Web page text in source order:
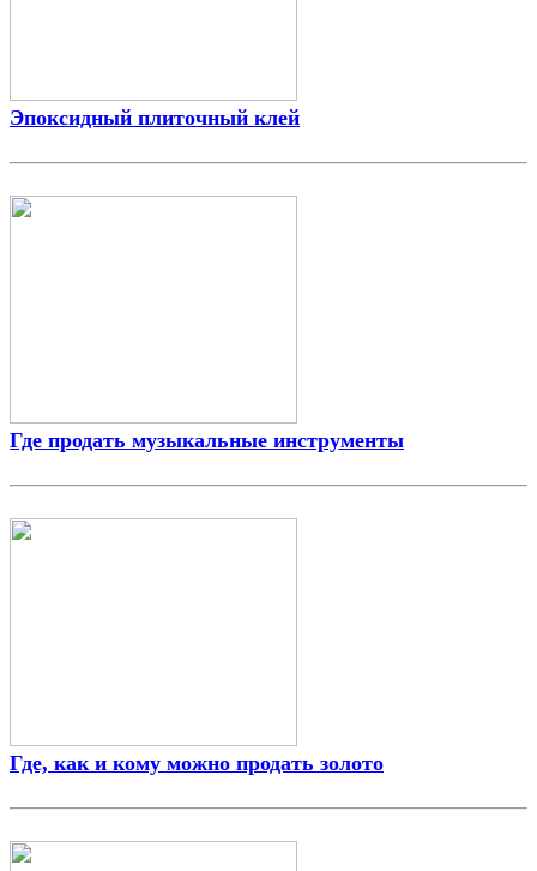
Эпоксидный плиточный клей
Где продать музыкальные инструменты
Где, как и кому можно продать золото